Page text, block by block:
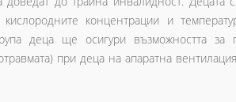
концентрации и
деца ще осигури възможността за
при деца на апаратна